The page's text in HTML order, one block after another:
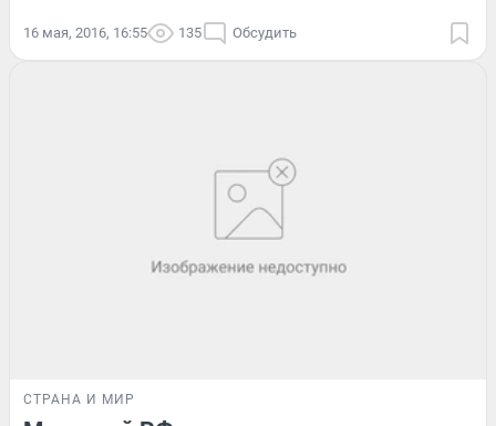
16 мая, 2016, 16:55 135 Обсудить
СТРАНА И МИР